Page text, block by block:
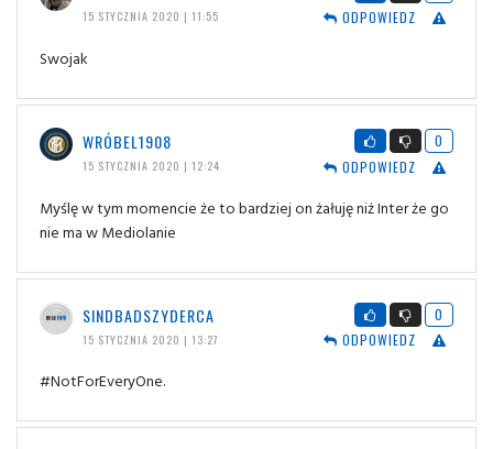
15 STYCZNIA 2020 | 11:55
ODPOWIEDZ
Swojak
WRÓBEL1908
15 STYCZNIA 2020 | 12:24
0
ODPOWIEDZ
Myślę w tym momencie że to bardziej on żałuję niż Inter że go
nie ma w Mediolanie
SINDBADSZYDERCA
15 STYCZNIA 2020 | 13:27
0
ODPOWIEDZ
#NotForEveryOne.